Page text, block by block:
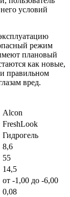
условий
режим
плановый
как новые,
правильном
вред.
Alcon
FreshLook
Гидрогель
8,6
55
14,5
от -1,00 до -6,00
0,08